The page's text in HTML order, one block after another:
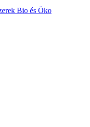
Bio és Öko